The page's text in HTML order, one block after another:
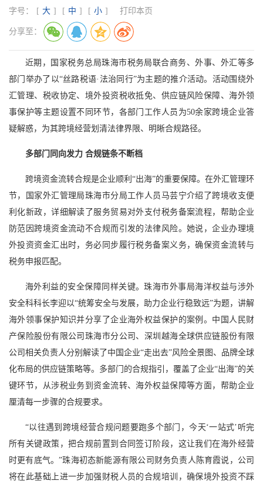
字号：
[ 大 ] [ 中 ] [ 小 ] 打印本页
分享至：
近期，国家税务总局珠海市税务局联合商务、外事、外汇等多
部门举办了以“丝路税语·法治同行”为主题的推介活动。活动围绕外
汇管理、税收协定、境外投资税收抵免、供应链风险保障、海外领
事保护等主题设置不同环节，各部门工作人员为50余家跨境企业答
疑解惑，为其跨境经营划清法律界限、明晰合规路径。
多部门同向发力 合规链条不断档
跨境资金流转合规是企业顺利“出海”的重要保障。在外汇管理环
节，国家外汇管理局珠海市分局工作人员马芸宁介绍了跨境收支便
利化新政，详细解读了服务贸易对外支付税务备案流程，帮助企业
防范因跨境资金流动不合规而引发的法律风险。她说，企业办理境
外投资资金汇出时，务必同步履行税务备案义务，确保资金流转与
税务申报匹配。
海外利益的安全保障同样关键。珠海市外事局海洋权益与涉外
安全科科长李迎以“统筹安全与发展，助力企业行稳致远”为题，讲解
海外领事保护知识并分享了企业海外权益保护的案例。中国人民财
产保险股份有限公司珠海市分公司、深圳越海全球供应链股份有限
公司相关负责人分别解读了中国企业“走出去”风险全景图、品牌全球
化布局的供应链策略等。多部门的合规指引，覆盖了企业“出海”的关
键环节，从涉税业务到资金流转、海外权益保障等方面，帮助企业
厘清每一步骤的合规要求。
“以往遇到跨境经营合规问题要跑多个部门，今天‘一站式’听完
所有关键政策，把合规前置到合同签订阶段，这让我们在海外经营
时更有底气。”珠海初态新能源有限公司财务负责人陈育霞说，公司
将在此基础上进一步加强财税人员的合规培训，确保境外投资不踩